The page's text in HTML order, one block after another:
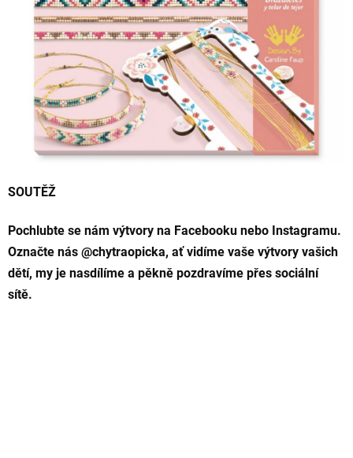
SOUTĚŽ
Pochlubte se nám výtvory na Facebooku nebo Instagramu.
Označte nás @chytraopicka, ať vidíme vaše výtvory vašich
dětí, my je nasdílíme a pěkně pozdravíme přes sociální
sítě.